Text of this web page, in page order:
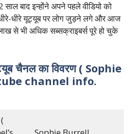
बाद इन्होंने अपने पहले वीडियो को
धीरे यूट्यूब पर लोग जुड़ने लगे और आज
से भी अधिक सब्सक्राइबर्स पूरे हो चुके
चैनल का विवरण ( Sophie
channel info.